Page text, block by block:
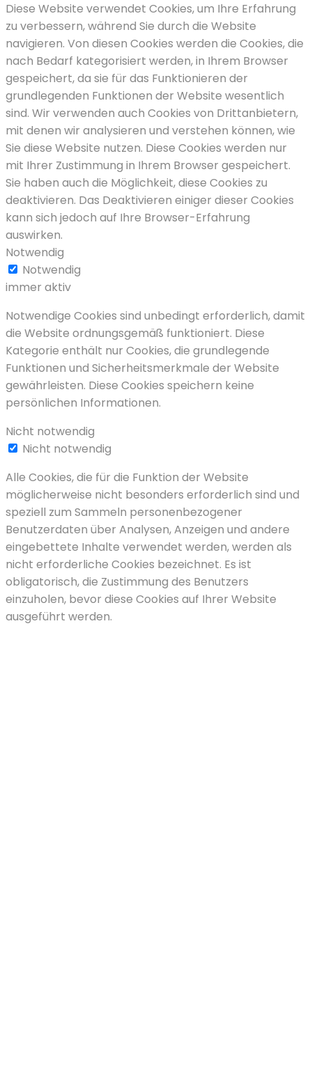
Diese Website verwendet Cookies, um Ihre Erfahrung
zu verbessern, während Sie durch die Website
navigieren. Von diesen Cookies werden die Cookies, die
nach Bedarf kategorisiert werden, in Ihrem Browser
gespeichert, da sie für das Funktionieren der
grundlegenden Funktionen der Website wesentlich
sind. Wir verwenden auch Cookies von Drittanbietern,
mit denen wir analysieren und verstehen können, wie
Sie diese Website nutzen. Diese Cookies werden nur
mit Ihrer Zustimmung in Ihrem Browser gespeichert.
Sie haben auch die Möglichkeit, diese Cookies zu
deaktivieren. Das Deaktivieren einiger dieser Cookies
kann sich jedoch auf Ihre Browser-Erfahrung
auswirken.
Notwendig
Notwendig
immer aktiv
Notwendige Cookies sind unbedingt erforderlich, damit
die Website ordnungsgemäß funktioniert. Diese
Kategorie enthält nur Cookies, die grundlegende
Funktionen und Sicherheitsmerkmale der Website
gewährleisten. Diese Cookies speichern keine
persönlichen Informationen.
Nicht notwendig
Nicht notwendig
Alle Cookies, die für die Funktion der Website
möglicherweise nicht besonders erforderlich sind und
speziell zum Sammeln personenbezogener
Benutzerdaten über Analysen, Anzeigen und andere
eingebettete Inhalte verwendet werden, werden als
nicht erforderliche Cookies bezeichnet. Es ist
obligatorisch, die Zustimmung des Benutzers
einzuholen, bevor diese Cookies auf Ihrer Website
ausgeführt werden.